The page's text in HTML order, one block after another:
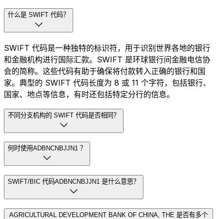
什么是 SWIFT 代码？
SWIFT 代码是一种独特的标识符，用于识别世界各地的银行
和金融机构进行国际汇款。SWIFT 是环球银行间金融电信协
会的简称。这些代码有助于确保将付款转入正确的银行和国
家。典型的 SWIFT 代码长度为 8 或 11 个字符，包括银行、
国家、地点等信息，有时还包括特定分行的信息。
不同分支机构的 SWIFT 代码是否相同？
何时使用ADBNCNBJJN1 ？
SWIFT/BIC 代码ADBNCNBJJN1 是什么意思？
AGRICULTURAL DEVELOPMENT BANK OF CHINA, THE 是否有多个